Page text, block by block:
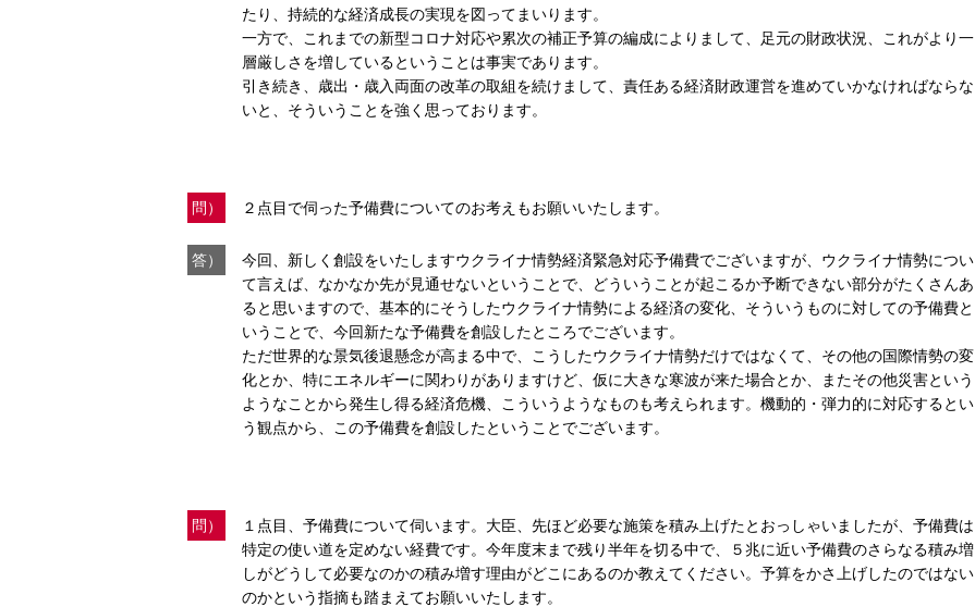
たり、持続的な経済成長の実現を図ってまいります。
一方で、これまでの新型コロナ対応や累次の補正予算の編成によりまして、足元の財政状況、これがより一
層厳しさを増しているということは事実であります。
引き続き、歳出・歳入両面の改革の取組を続けまして、責任ある経済財政運営を進めていかなければならな
いと、そういうことを強く思っております。
問） ２点目で伺った予備費についてのお考えもお願いいたします。
答）
今回、新しく創設をいたしますウクライナ情勢経済緊急対応予備費でございますが、ウクライナ情勢につい
て言えば、なかなか先が見通せないということで、どういうことが起こるか予断できない部分がたくさんあ
ると思いますので、基本的にそうしたウクライナ情勢による経済の変化、そういうものに対しての予備費と
いうことで、今回新たな予備費を創設したところでございます。
ただ世界的な景気後退懸念が高まる中で、こうしたウクライナ情勢だけではなくて、その他の国際情勢の変
化とか、特にエネルギーに関わりがありますけど、仮に大きな寒波が来た場合とか、またその他災害という
ようなことから発生し得る経済危機、こういうようなものも考えられます。機動的・弾力的に対応するとい
う観点から、この予備費を創設したということでございます。
問）
１点目、予備費について伺います。大臣、先ほど必要な施策を積み上げたとおっしゃいましたが、予備費は
特定の使い道を定めない経費です。今年度末まで残り半年を切る中で、５兆に近い予備費のさらなる積み増
しがどうして必要なのかの積み増す理由がどこにあるのか教えてください。予算をかさ上げしたのではない
のかという指摘も踏まえてお願いいたします。